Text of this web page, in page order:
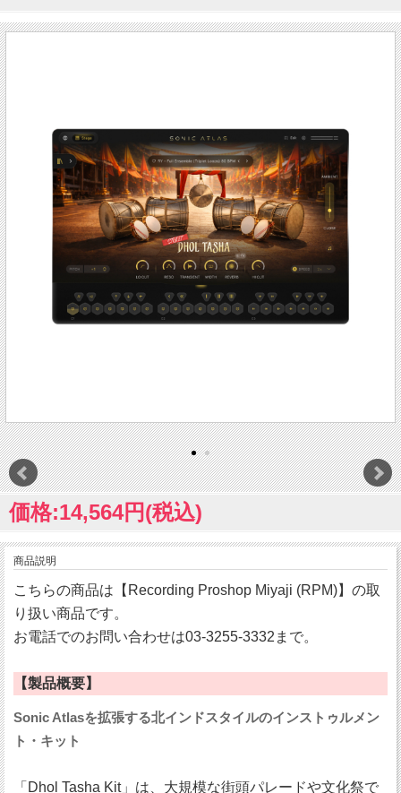
価格:14,564円(税込)
商品説明
こちらの商品は【Recording Proshop Miyaji (RPM)】の取
り扱い商品です。
お電話でのお問い合わせは03-3255-3332まで。
【製品概要】
Sonic Atlasを拡張する北インドスタイルのインストゥルメン
ト・キット
「Dhol Tasha Kit」は、大規模な街頭パレードや文化祭で